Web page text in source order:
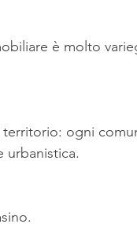
è molto
territorio: ogni
urbanistica.